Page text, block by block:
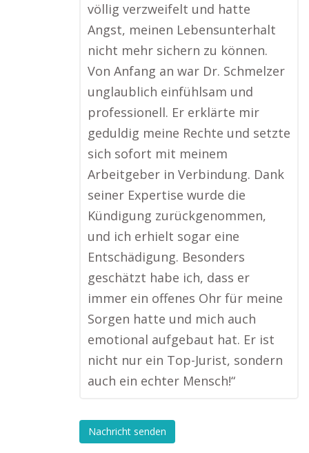
völlig verzweifelt und hatte
Angst, meinen Lebensunterhalt
nicht mehr sichern zu können.
Von Anfang an war Dr. Schmelzer
unglaublich einfühlsam und
professionell. Er erklärte mir
geduldig meine Rechte und setzte
sich sofort mit meinem
Arbeitgeber in Verbindung. Dank
seiner Expertise wurde die
Kündigung zurückgenommen,
und ich erhielt sogar eine
Entschädigung. Besonders
geschätzt habe ich, dass er
immer ein offenes Ohr für meine
Sorgen hatte und mich auch
emotional aufgebaut hat. Er ist
nicht nur ein Top-Jurist, sondern
auch ein echter Mensch!“
Nachricht senden